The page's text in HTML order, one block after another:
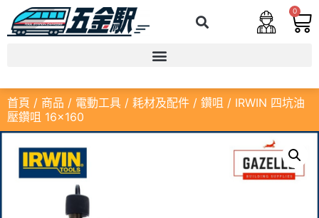
0
首頁 / 商品 / 電動工具 / 耗材及配件 / 鑽咀 / IRWIN 四坑油
壓鑽咀 16×160